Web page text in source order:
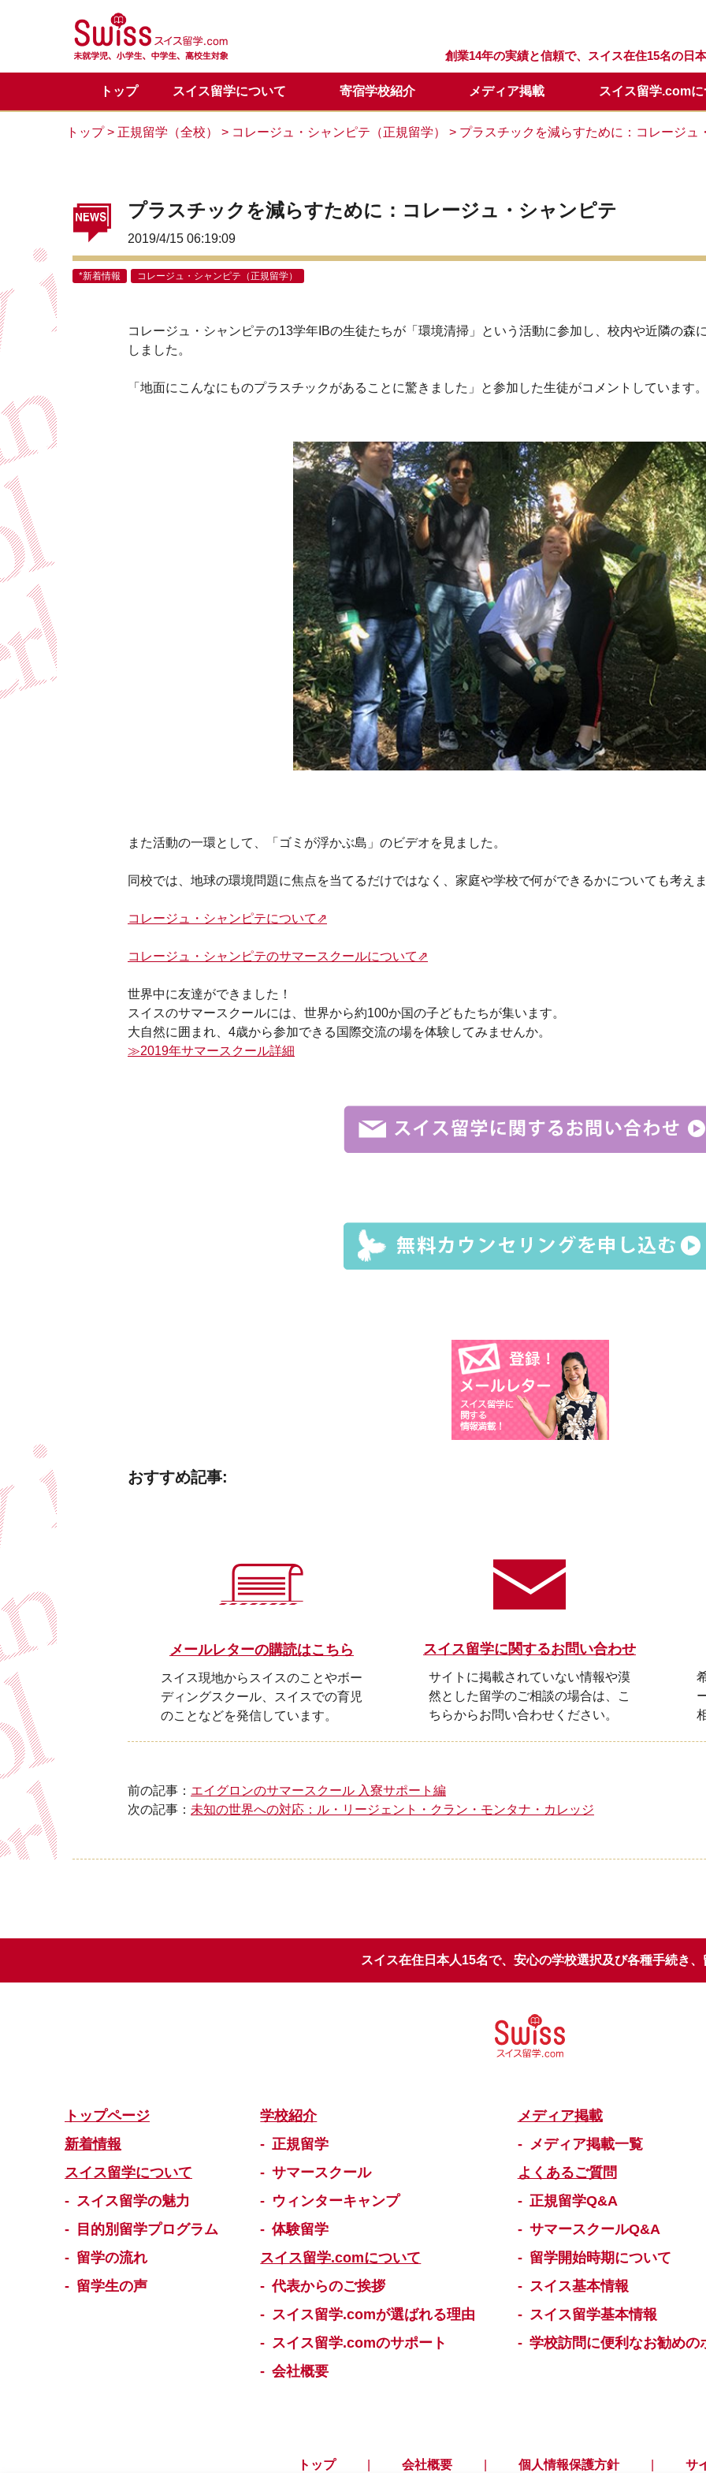
創業14年の実績と信頼で、スイス在住15名の日
トップ スイス留学について
スイス留学の魅力 目的別留学プログラム 留学の流れ
寄宿学校紹介
正規留学 サマースクール ウィンターキャンプ
メディア掲載
メディア掲載一覧
スイス留学.com
代表からのご挨拶 スイス留学.comが選ばれる理由 スタッフ紹介
正規留学Q&A サマースクールQ&A 留学開始時期について
お問い合わせ カウンセリング 日本での説明会・個別面談
トップ> 正規留学（全校） > コレージュ・シャンピテ（正規留学） > プラスチックを減らすために：コレージュ
プラスチックを減らすために：コレージュ・シャンピテ
2019/4/15 06:19:09
*新着情報 コレージュ・シャンピテ（正規留学）
コレージュ・シャンピテの13学年IBの生徒たちが「環境清掃」という活動に参加し、校内や近隣の森
しました。
「地面にこんなにものプラスチックがあることに驚きました」と参加した生徒がコメントしています
また活動の一環として、「ゴミが浮かぶ島」のビデオを見ました。
同校では、地球の環境問題に焦点を当てるだけではなく、家庭や学校で何ができるかについても考え
コレージュ・シャンピテについて⇗
コレージュ・シャンピテのサマースクールについて⇗
世界中に友達ができました！
スイスのサマースクールには、世界から約100か国の子どもたちが集います。
大自然に囲まれ、4歳から参加できる国際交流の場を体験してみませんか。
≫2019年サマースクール詳細
おすすめ記事:
メールレターの購読はこちら
スイス現地からスイスのことやボー
ディングスクール、スイスでの育児
のことなどを発信しています。
スイス留学に関するお問い合わせ
サイトに掲載されていない情報や漠
然とした留学のご相談の場合は、こ
ちらからお問い合わせください。
前の記事： エイグロンのサマースクール 入寮サポート編
次の記事： 未知の世界への対応：ル・リージェント・クラン・モンタナ・カレッジ
スイス在住日本人15名で、安心の学校選択及び各種手続き
トップページ
新着情報
スイス留学について
スイス留学の魅力
目的別留学プログラム
留学の流れ
留学生の声
学校紹介
正規留学
サマースクール
ウィンターキャンプ
体験留学
スイス留学.comについて
代表からのご挨拶
スイス留学.comが選ばれる理由
スイス留学.comのサポート
会社概要
メディア掲載
メディア掲載一覧
よくあるご質問
正規留学Q&A
サマースクールQ&A
留学開始時期について
スイス基本情報
スイス留学基本情報
学校訪問に便利なお勧めの
トップ 会社概要 個人情報保護方針 サ